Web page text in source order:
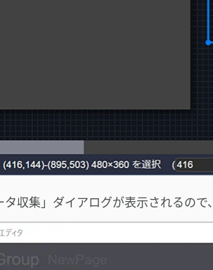
タ収集」ダイアログが表示されるの